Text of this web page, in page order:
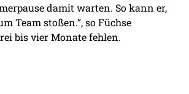
damit warten. So kann er,
Team stoßen.“, so Füchse
bis vier Monate fehlen.